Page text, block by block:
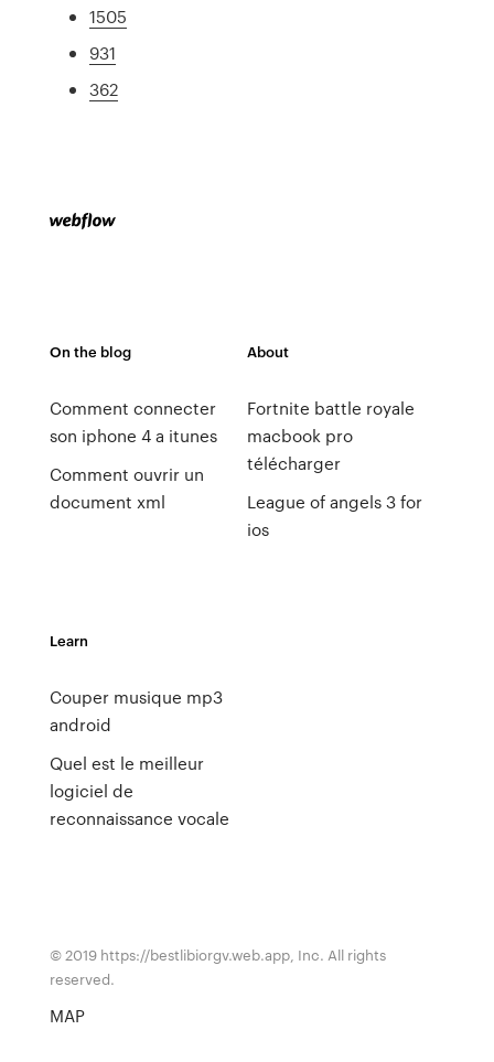
1505
931
362
On the blog
Comment connecter
son iphone 4 a itunes
Comment ouvrir un
document xml
About
Fortnite battle royale
macbook pro
télécharger
League of angels 3 for
ios
Learn
Couper musique mp3
android
Quel est le meilleur
logiciel de
reconnaissance vocale
© 2019 https://bestlibiorgv.web.app, Inc. All rights
reserved.
MAP